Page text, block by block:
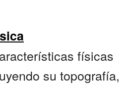
físicas
su topografía,